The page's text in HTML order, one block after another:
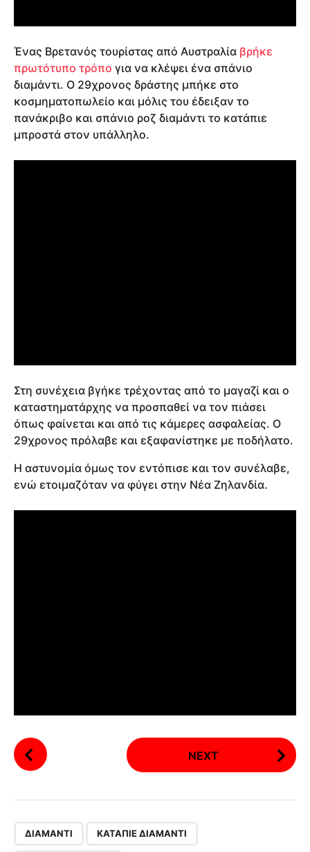
Ένας Βρετανός τουρίστας από Αυστραλία βρήκε
πρωτότυπο τρόπο για να κλέψει ένα σπάνιο
διαμάντι. Ο 29χρονος δράστης μπήκε στο
κοσμηματοπωλείο και μόλις του έδειξαν το
πανάκριβο και σπάνιο ροζ διαμάντι το κατάπιε
μπροστά στον υπάλληλο.
Στη συνέχεια βγήκε τρέχοντας από το μαγαζί και ο
καταστηματάρχης να προσπαθεί να τον πιάσει
όπως φαίνεται και από τις κάμερες ασφαλείας. Ο
29χρονος πρόλαβε και εξαφανίστηκε με ποδήλατο.
Η αστυνομία όμως τον εντόπισε και τον συνέλαβε,
ενώ ετοιμαζόταν να φύγει στην Νέα Ζηλανδία.
P
o
NEXT
ΔΙΑΜΆΝΤΙ ΚΑΤΆΠΙΕ ΔΙΑΜΆΝΤΙ